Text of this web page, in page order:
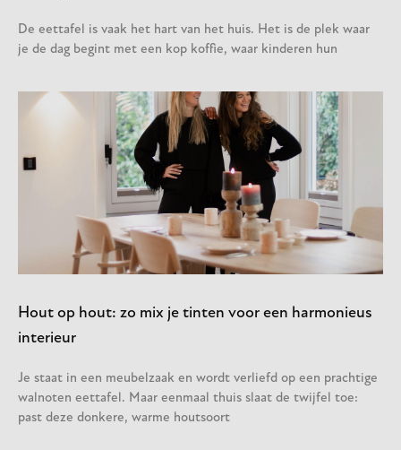
De eettafel is vaak het hart van het huis. Het is de plek waar
je de dag begint met een kop koffie, waar kinderen hun
Hout op hout: zo mix je tinten voor een harmonieus
interieur
Je staat in een meubelzaak en wordt verliefd op een prachtige
walnoten eettafel. Maar eenmaal thuis slaat de twijfel toe:
past deze donkere, warme houtsoort